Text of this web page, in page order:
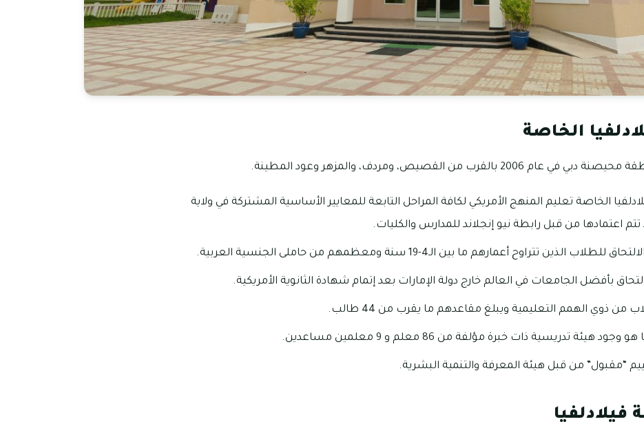
الخاصة
بالقرب من القصيص، ومردف، والمزهر وعود المطينة.
الخاصة تعليم المنهج الأمريكي لكافة المراحل التابعة للمعايير الأساسية المشتركة في ولاية
تتم اعتمادها من قبل رابطة نيو إنجلاند للمدارس والكليات.
الذين تتراوح أعمارهم ما بين الـ4-19 سنة ومعظمهم من حاملى الجنسية العربية.
بأفضل الجامعات في العالم خارج دولة الإمارات بعد إتمام شهادة الثانوية الأمريكية.
من ذوي الهمم التعليمية ويبلغ مقاعدهم ما يقرب من 44 طالب.
هيئة تدريسية ذات خبرة مؤلفة من 86 معلم و 9 معلمين مساعدين.
“مقبول” من قبل هيئة المعرفة والتنمية البشرية.